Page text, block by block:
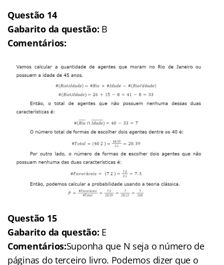
Questão 14
Gabarito da questão: B
Comentários:
Questão 15
Gabarito da questão: E
Comentários:Suponha que N seja o número de
páginas do terceiro livro. Podemos dizer que o